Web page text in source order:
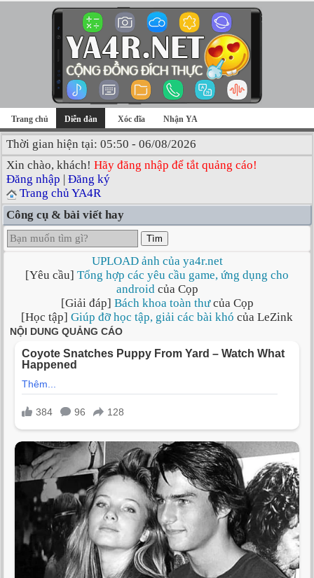
Trang chủ Diễn đàn Xóc đĩa Nhận YA
Thời gian hiện tại: 05:50 - 06/08/2026
Xin chào, khách! Hãy đăng nhập để tắt quảng cáo!
Đăng nhập | Đăng ký
Trang chủ YA4R
Công cụ & bài viết hay
Tìm
UPLOAD ảnh của ya4r.net
[Yêu cầu] Tổng hợp các yêu cầu game, ứng dụng cho
androidcủa Cọp
[Giải đáp] Bách khoa toàn thưcủa Cọp
[Học tập] Giúp đỡ học tập, giải các bài khó của LeZink